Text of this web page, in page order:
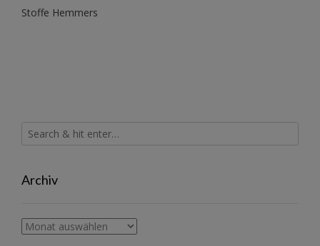
Stoffe Hemmers
Archiv
Archiv